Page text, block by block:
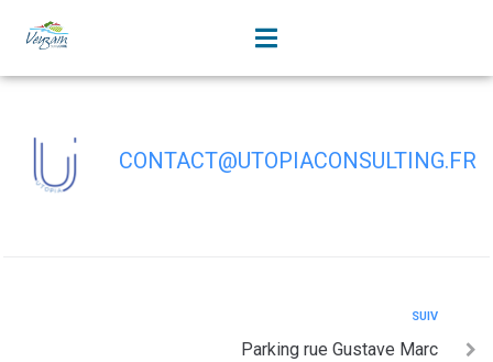
principal
Parking rue du pont d’Ouchet
CONTACT@UTOPIACONSULTING.FR
SUIV
Parking rue Gustave Marc